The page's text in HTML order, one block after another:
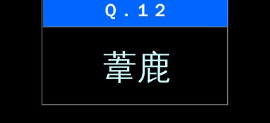
Ｑ．１２
葦鹿